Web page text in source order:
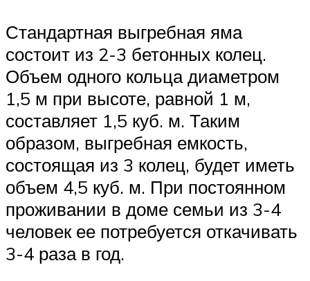
Стандартная выгребная яма
состоит из 2-3 бетонных колец.
Объем одного кольца диаметром
1,5 м при высоте, равной 1 м,
составляет 1,5 куб. м. Таким
образом, выгребная емкость,
состоящая из 3 колец, будет иметь
объем 4,5 куб. м. При постоянном
проживании в доме семьи из 3-4
человек ее потребуется откачивать
3-4 раза в год.